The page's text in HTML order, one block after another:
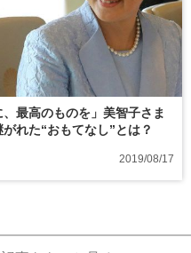
、最高のものを」美智子さま
れた“おもてなし”とは？
2019/08/17